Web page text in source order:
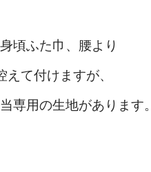
頃ふた巾、腰より
て付けますが、
専用の生地があります。